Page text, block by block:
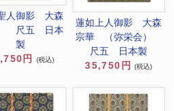
人御影 大森
尺五 日本
製
円
(税込)
蓮如上人御影 大森
宗華 （弥栄会）
尺五 日本製
35,750円
(税込)